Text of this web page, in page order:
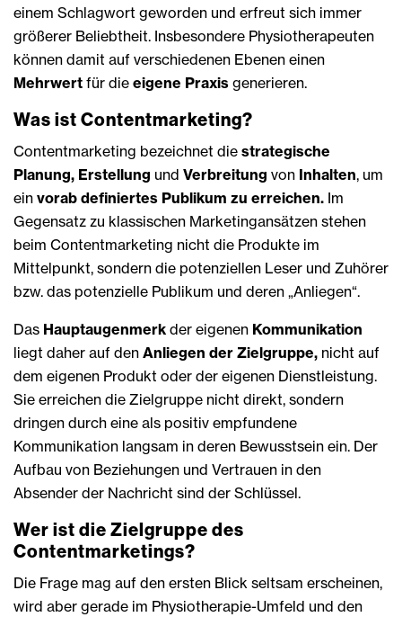
einem Schlagwort geworden und erfreut sich immer
größerer Beliebtheit. Insbesondere Physiotherapeuten
können damit auf verschiedenen Ebenen einen
Mehrwert für die eigene Praxis generieren.
Was ist Contentmarketing?
Contentmarketing bezeichnet die strategische
Planung, Erstellung und Verbreitung von Inhalten, um
ein vorab definiertes Publikum zu erreichen. Im
Gegensatz zu klassischen Marketingansätzen stehen
beim Contentmarketing nicht die Produkte im
Mittelpunkt, sondern die potenziellen Leser und Zuhörer
bzw. das potenzielle Publikum und deren „Anliegen“.
Das Hauptaugenmerk der eigenen Kommunikation
liegt daher auf den Anliegen der Zielgruppe, nicht auf
dem eigenen Produkt oder der eigenen Dienstleistung.
Sie erreichen die Zielgruppe nicht direkt, sondern
dringen durch eine als positiv empfundene
Kommunikation langsam in deren Bewusstsein ein. Der
Aufbau von Beziehungen und Vertrauen in den
Absender der Nachricht sind der Schlüssel.
Wer ist die Zielgruppe des
Contentmarketings?
Die Frage mag auf den ersten Blick seltsam erscheinen,
wird aber gerade im Physiotherapie-Umfeld und den